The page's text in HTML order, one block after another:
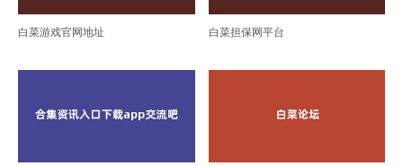
白菜游戏官网地址 白菜担保网平台